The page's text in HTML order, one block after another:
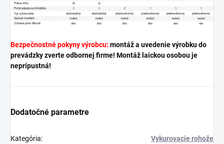
Bezpečnostné pokyny výrobcu: montáž a uvedenie výrobku do
prevádzky zverte odbornej firme! Montáž laickou osobou je
neprípustná!
Dodatočné parametre
Kategória: Vykurovacie rohože